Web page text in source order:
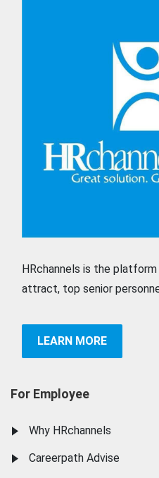
HRchannels is the
attract, top senior
LEARN MORE
For Employee
Why HRchannels
Careerpath Advise